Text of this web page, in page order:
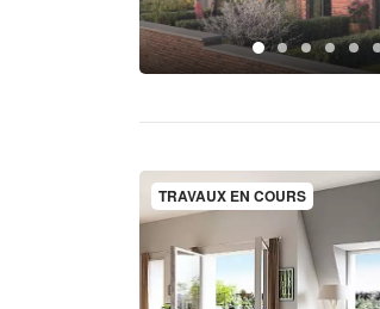
TRAVAUX EN COURS